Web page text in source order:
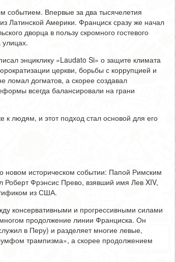
событием. Впервые за два тысячелетия
Латинской Америки. Франциск сразу же начал
дворца в пользу скромного гостевого
энциклику «Laudato Si» о защите климата
церкви, борьбы с коррупцией и
ломал догматов, а скорее создавал
всегда балансировали на грани
людям, и этот подход стал основой для его
новом историческом событии: Папой Римским
Фрэнсис Прево, взявший имя Лев XIV,
из США.
консервативными и прогрессивными силами
продолжение линии Франциска. Он
в Перу) и разделяет многие левые,
трампизма», а скорее продолжением